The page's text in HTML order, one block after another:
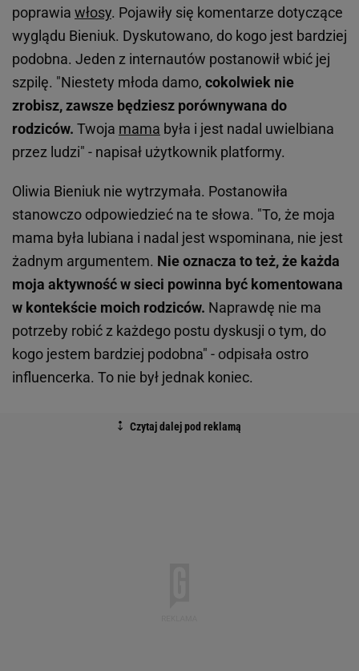
poprawia włosy. Pojawiły się komentarze dotyczące
wyglądu Bieniuk. Dyskutowano, do kogo jest bardziej
podobna. Jeden z internautów postanowił wbić jej
szpilę. "Niestety młoda damo, cokolwiek nie
zrobisz, zawsze będziesz porównywana do
rodziców. Twoja mama była i jest nadal uwielbiana
przez ludzi" - napisał użytkownik platformy.
Oliwia Bieniuk nie wytrzymała. Postanowiła
stanowczo odpowiedzieć na te słowa. "To, że moja
mama była lubiana i nadal jest wspominana, nie jest
żadnym argumentem. Nie oznacza to też, że każda
moja aktywność w sieci powinna być komentowana
w kontekście moich rodziców. Naprawdę nie ma
potrzeby robić z każdego postu dyskusji o tym, do
kogo jestem bardziej podobna" - odpisała ostro
influencerka. To nie był jednak koniec.